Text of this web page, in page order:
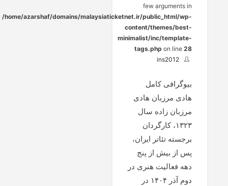
few arguments in
/home/azarshaf/domains/malaysiaticketnet.ir/public_html/wp-
content/themes/best-
minimalist/inc/template-
tags.php on line28
ins2012
بیوگرافی کامل
هادی مرزبان هادی
مرزبان زاده سال
۱۳۲۳، کارگردان
برجسته تئاتر ایران،
پس از بیش از پنج
دهه فعالیت هنری در
دوم آذر ۱۴۰۴ در